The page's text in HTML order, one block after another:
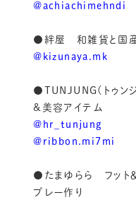
@achiachimehndi
●絆屋 和雑貨と国産
@kizunaya.mk
●TUNJUNG(トゥン
&美容アイテム
@hr_tunjung
@ribbon.mi7mi
●たまゆらら フット＆
プレー作り